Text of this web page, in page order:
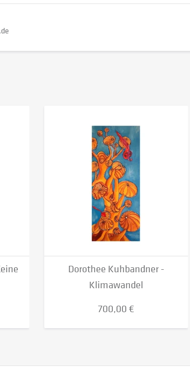
Dorothee Kuhbandner -
Klimawandel
700,00 €